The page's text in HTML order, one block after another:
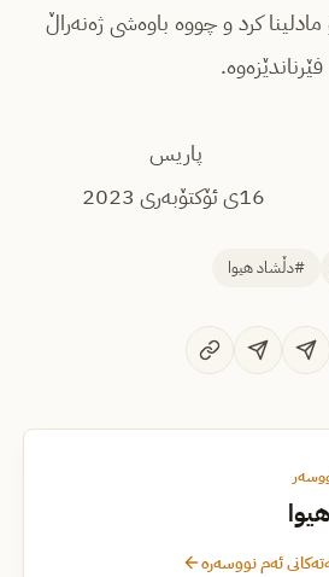
كرد و چووە باوەشی ژەنەراڵ
فێرناندێزەوە.
#دڵشاد هیوا
ئەم نووسەرە